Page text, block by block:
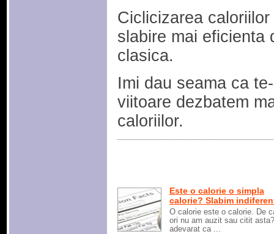
Ciclicizarea
slabire mai eficienta
clasica.
Imi dau seama ca
viitoare dezbatem
caloriilor.
Este o calorie o simpla
calorie? Slabim
O calorie este o calorie. De
ori nu am auzit sau citit
adevarat ca ...